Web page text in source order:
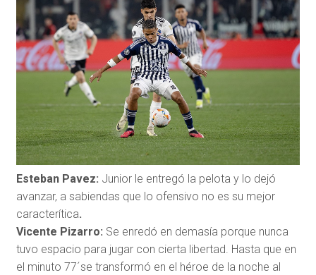
Esteban Pavez: Junior le entregó la pelota y lo dejó
avanzar, a sabiendas que lo ofensivo no es su mejor
caracterítica.
Vicente Pizarro: Se enredó en demasía porque nunca
tuvo espacio para jugar con cierta libertad. Hasta que en
el minuto 77´se transformó en el héroe de la noche al